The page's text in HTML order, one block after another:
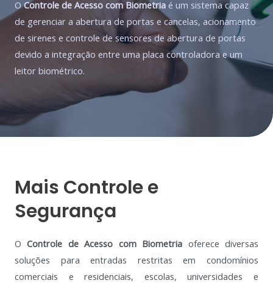
OControle de Acesso com Biometria é um sistema capaz
de gerenciar a abertura de portas e cancelas, acionamento
de sirenes e controle de sensores de abertura de portas
devido a integração entre uma placa controladora e um
leitor biométrico.
Mais Controle e
Segurança
OControle de Acesso com Biometria oferece diversas
soluções para entradas restritas em condomínios
comerciais e residenciais, escolas, universidades e